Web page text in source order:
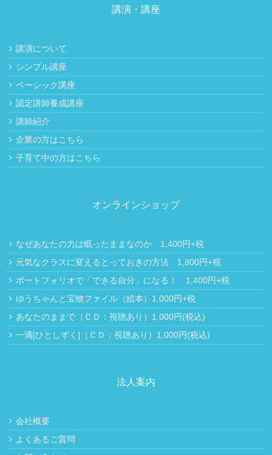
講演・講座
講演について
シンプル講座
ベーシック講座
認定講師養成講座
講師紹介
企業の方はこちら
子育て中の方はこちら
オンラインショップ
なぜあなたの力は眠ったままなのか 1,400円+税
元気なクラスに変えるとっておきの方法 1,800円+税
ポートフォリオで「できる自分」になる！ 1,400円+税
ゆうちゃんと宝物ファイル（絵本）1,000円+税
あなたのままで（ＣＤ：視聴あり）1,000円(税込)
一滴[ひとしずく]（ＣＤ：視聴あり）1,000円(税込)
法人案内
会社概要
よくあるご質問